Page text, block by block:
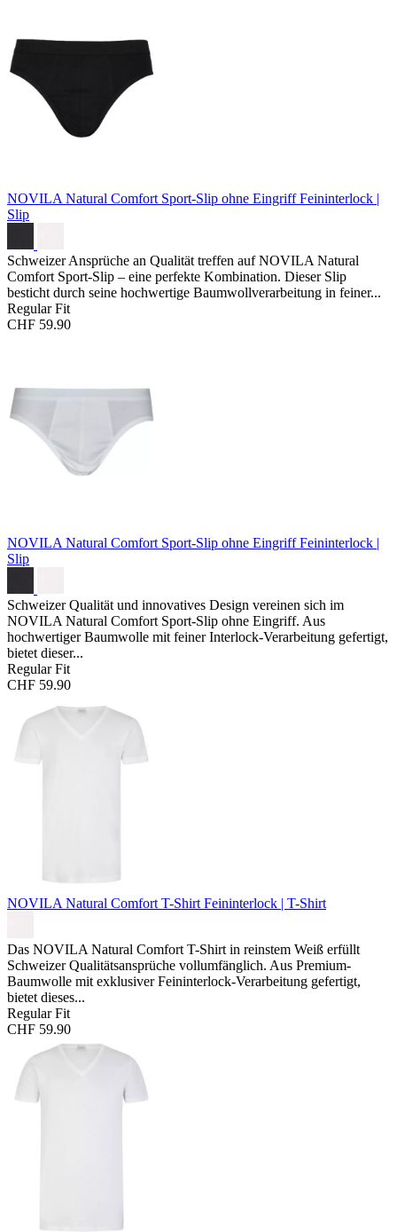
NOVILA Natural Comfort Sport-Slip ohne EingriffFeininterlock |
Slip
Schweizer Ansprüche an Qualität treffen auf NOVILA Natural
Comfort Sport-Slip – eine perfekte Kombination. Dieser Slip
besticht durch seine hochwertige Baumwollverarbeitung in feiner...
Regular Fit
CHF 59.90
NOVILA Natural Comfort Sport-Slip ohne EingriffFeininterlock |
Slip
Schweizer Qualität und innovatives Design vereinen sich im
NOVILA Natural Comfort Sport-Slip ohne Eingriff. Aus
hochwertiger Baumwolle mit feiner Interlock-Verarbeitung gefertigt,
bietet dieser...
Regular Fit
CHF 59.90
NOVILA Natural Comfort T-Shirt Feininterlock | T-Shirt
Das NOVILA Natural Comfort T-Shirt in reinstem Weiß erfüllt
Schweizer Qualitätsansprüche vollumfänglich. Aus Premium-
Baumwolle mit exklusiver Feininterlock-Verarbeitung gefertigt,
bietet dieses...
Regular Fit
CHF 59.90